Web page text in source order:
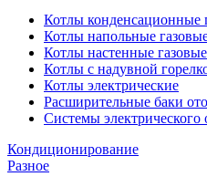
Котлы конденсационные
Котлы напольные
Котлы настенные газовые
Котлы с надувной
Котлы электрические
Расширительные баки
Системы электрического
Кондиционирование
Разное